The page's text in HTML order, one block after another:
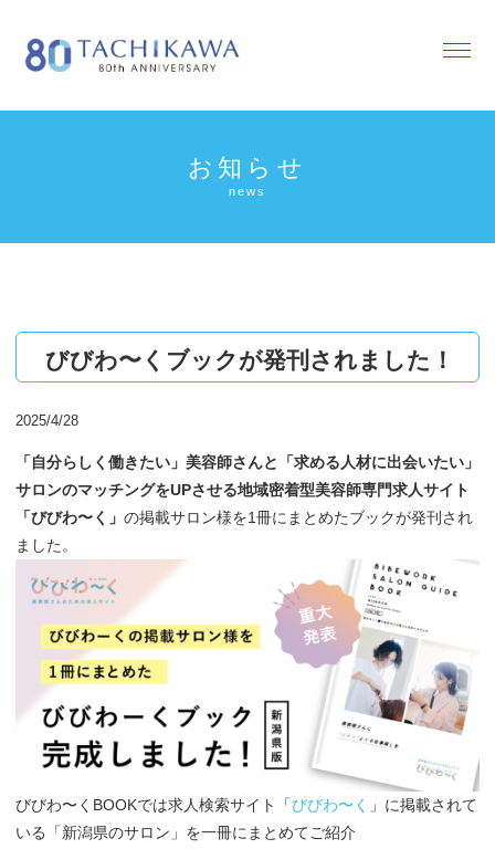
お知らせ
news
びびわ〜くブックが発刊されました！
2025/4/28
「自分らしく働きたい」美容師さんと「求める人材に出会いたい」
サロンのマッチングをUPさせる地域密着型美容師専門求人サイト
「びびわ〜く」 の掲載サロン様を1冊にまとめたブックが発刊され
ました。
びびわ〜くBOOKでは求人検索サイト「びびわ〜く
」に掲載されて
いる「新潟県のサロン」を一冊にまとめてご紹介